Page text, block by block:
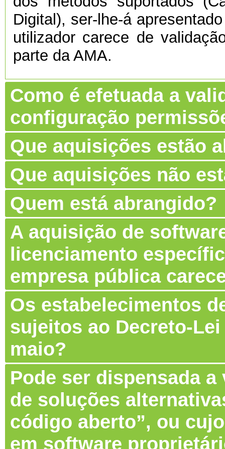
Digital), ser-lhe-á
utilizador carece de
parte da AMA.
Como é efetuada a
configuração
Que aquisições estão
Que aquisições não
Quem está abrangido?
A aquisição de
licenciamento
empresa pública
Os estabelecimentos
sujeitos ao Decreto-Lei
maio?
Pode ser dispensada
de soluções
código aberto”, ou
em software